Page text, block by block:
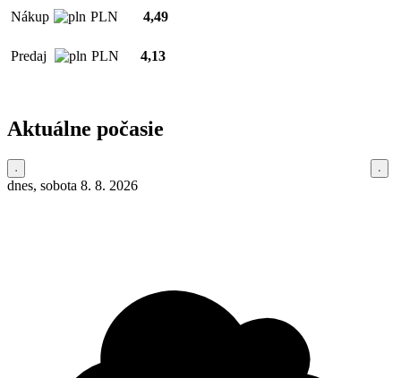
Nákup PLN 4,49
Predaj PLN 4,13
Aktuálne počasie
dnes, sobota 8. 8. 2026